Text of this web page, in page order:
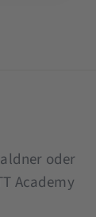
oder
Academy